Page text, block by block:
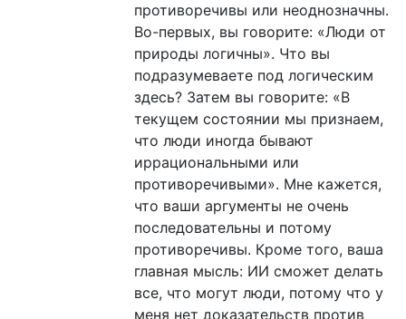
противоречивы или неоднозначны.
Во-первых, вы говорите: «Люди от
природы логичны». Что вы
подразумеваете под логическим
здесь? Затем вы говорите: «В
текущем состоянии мы признаем,
что люди иногда бывают
иррациональными или
противоречивыми». Мне кажется,
что ваши аргументы не очень
последовательны и потому
противоречивы. Кроме того, ваша
главная мысль: ИИ сможет делать
все, что могут люди, потому что у
меня нет доказательств против